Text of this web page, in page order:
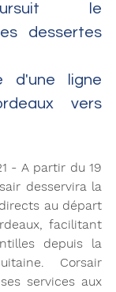
le
dessertes
d'une ligne
vers
- A partir du 19
desservira la
au départ
facilitant
depuis la
Corsair
services aux